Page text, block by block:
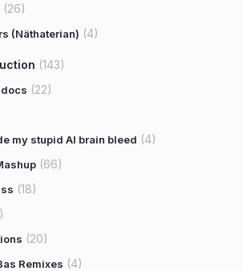
(26)
(Näthaterian) (4)
(143)
(22)
my stupid AI brain bleed (4)
(66)
(18)
(20)
Remixes (4)